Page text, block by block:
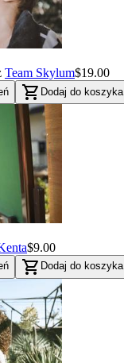
Team Skylum$19.00
shopping_cart Dodaj do koszyka
$9.00
shopping_cart Dodaj do koszyka